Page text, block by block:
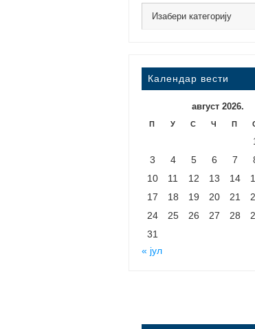
Календар вести
август 2026.
П У С Ч П
3
4 5 6 7
10
11 12 13 14
17
18 19 20 21
24
25 26 27 28
31
« јул